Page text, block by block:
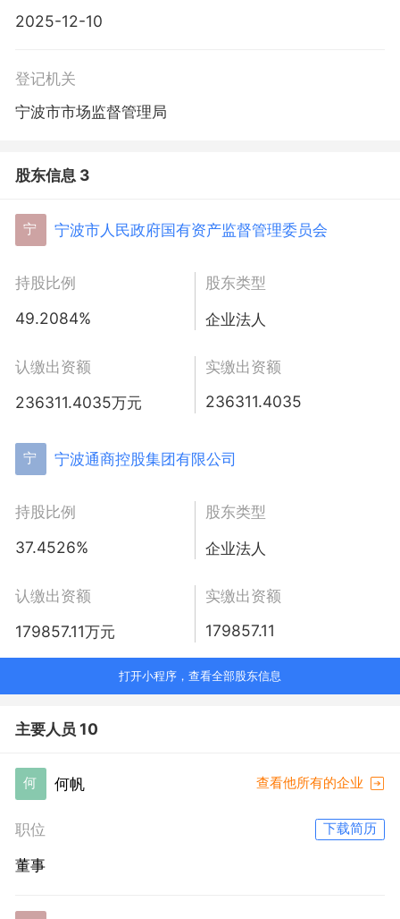
2025-12-10
登记机关
宁波市市场监督管理局
股东信息 3
宁 宁波市人民政府国有资产监督管理委员会
持股比例
49.2084%
股东类型
企业法人
认缴出资额
236311.4035万元
实缴出资额
236311.4035
宁 宁波通商控股集团有限公司
持股比例
37.4526%
股东类型
企业法人
认缴出资额
179857.11万元
实缴出资额
179857.11
打开小程序，查看全部股东信息
主要人员 10
何 何帆 查看他所有的企业
职位 下载简历
董事